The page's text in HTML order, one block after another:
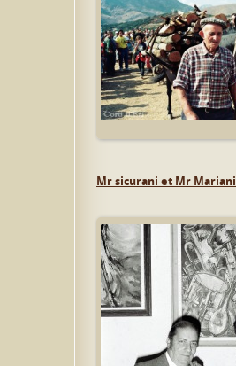
Mr sicurani et Mr Mariani